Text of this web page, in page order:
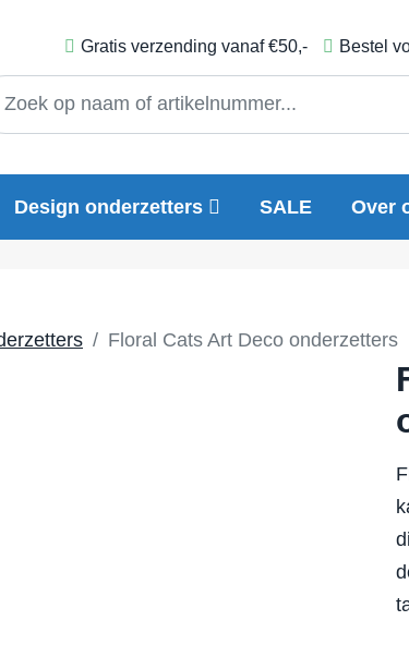
Gratis verzending vanaf €50,- Bestel
Design onderzetters SALE Over
Floral Cats Art Deco onderzetters